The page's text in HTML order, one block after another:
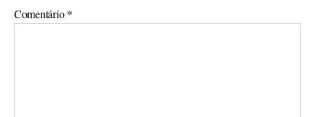
Comentário*